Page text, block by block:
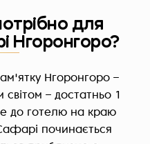
для
Нгоронгоро?
Нгоронгоро –
– достатньо 1
до готелю на краю
починається